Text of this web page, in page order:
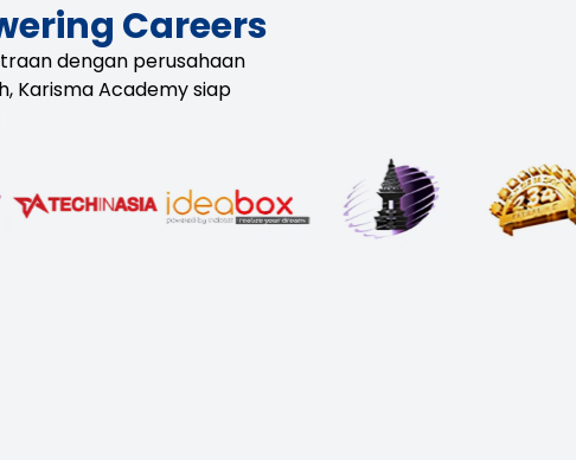
Careers
dengan perusahaan
Karisma Academy siap